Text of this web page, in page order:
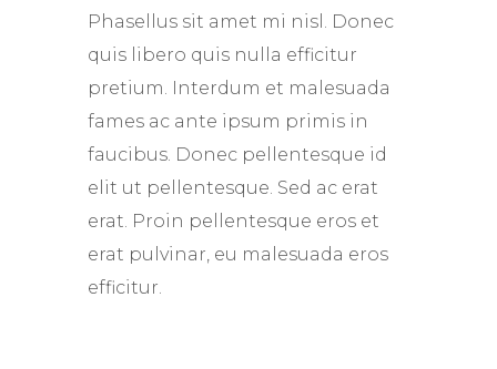
Phasellus sit amet mi nisl. Donec
quis libero quis nulla efficitur
pretium. Interdum et malesuada
fames ac ante ipsum primis in
faucibus. Donec pellentesque id
elit ut pellentesque. Sed ac erat
erat. Proin pellentesque eros et
erat pulvinar, eu malesuada eros
efficitur.